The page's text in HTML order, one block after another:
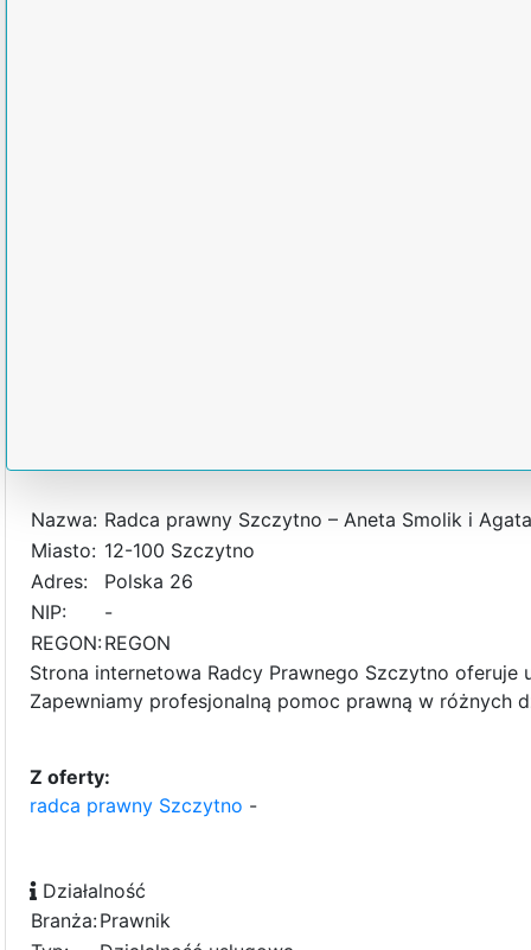
Nazwa: Radca prawny Szczytno – Aneta Smolik i
Miasto: 12-100 Szczytno
Adres:
Polska 26
NIP:
-
REGON:REGON
Strona internetowa Radcy Prawnego Szczytno oferuje
Zapewniamy profesjonalną pomoc prawną w różnych
Z oferty:
radca prawny Szczytno -
Działalność
Branża:Prawnik